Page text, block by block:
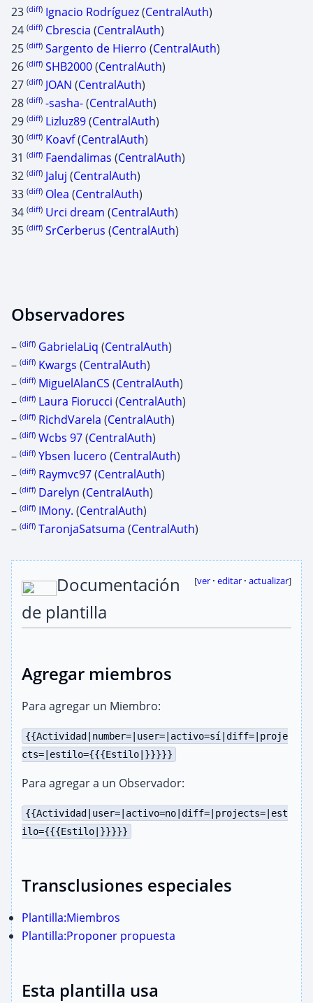
23 (diff) Ignacio Rodríguez(CentralAuth)
24 (diff) Cbrescia (CentralAuth)
25 (diff) Sargento de Hierro (CentralAuth)
26 (diff) SHB2000(CentralAuth)
27 (diff) JOAN (CentralAuth)
28 (diff) -sasha-(CentralAuth)
29 (diff) Lizluz89(CentralAuth)
30 (diff) Koavf(CentralAuth)
31 (diff) Faendalimas (CentralAuth)
32 (diff) Jaluj (CentralAuth)
33 (diff) Olea (CentralAuth)
34 (diff) Urci dream (CentralAuth)
35 (diff) SrCerberus (CentralAuth)
Observadores
– (diff) GabrielaLiq (CentralAuth)
– (diff) Kwargs (CentralAuth)
– (diff) MiguelAlanCS (CentralAuth)
– (diff) Laura Fiorucci (CentralAuth)
– (diff) RichdVarela (CentralAuth)
– (diff) Wcbs 97(CentralAuth)
– (diff) Ybsen lucero (CentralAuth)
– (diff) Raymvc97(CentralAuth)
– (diff) Darelyn (CentralAuth)
– (diff) IMony. (CentralAuth)
– (diff) TaronjaSatsuma (CentralAuth)
[ver· editar· actualizar]
Documentación
de plantilla
Agregar miembros
Para agregar un Miembro:
{{Actividad|number=|user=|activo=sí|diff=|proje
cts=|estilo={{{Estilo|}}}}}
Para agregar a un Observador:
{{Actividad|user=|activo=no|diff=|projects=|est
ilo={{{Estilo|}}}}}
Transclusiones especiales
Plantilla:Miembros
Plantilla:Proponer propuesta
Esta plantilla usa